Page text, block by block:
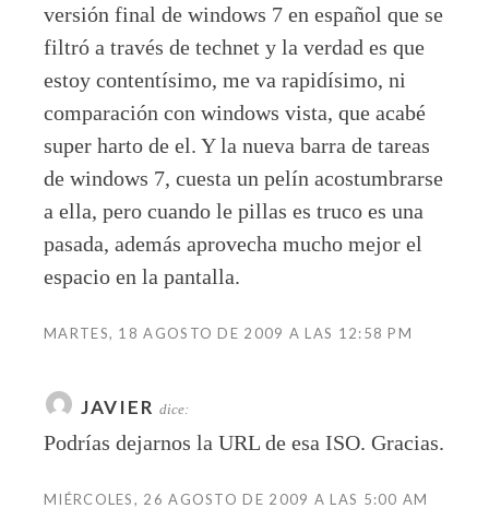
versión final de windows 7 en español que se
filtró a través de technet y la verdad es que
estoy contentísimo, me va rapidísimo, ni
comparación con windows vista, que acabé
super harto de el. Y la nueva barra de tareas
de windows 7, cuesta un pelín acostumbrarse
a ella, pero cuando le pillas es truco es una
pasada, además aprovecha mucho mejor el
espacio en la pantalla.
MARTES, 18 AGOSTO DE 2009 A LAS 12:58 PM
JAVIER dice:
Podrías dejarnos la URL de esa ISO. Gracias.
MIÉRCOLES, 26 AGOSTO DE 2009 A LAS 5:00 AM